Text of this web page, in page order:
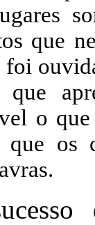
que
que
o
que os